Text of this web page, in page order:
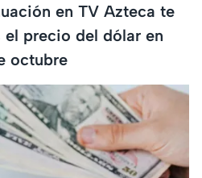
en TV Azteca te
precio del dólar en
octubre